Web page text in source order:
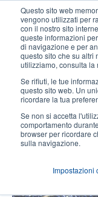
Questo sito web
vengono utilizzati per
con il nostro sito
queste informazioni
di navigazione e per
questo sito che su altri
utilizziamo, consulta la
Se rifiuti, le tue
questo sito web. Un
ricordare la tua
Se non si accetta
comportamento
browser per ricordare
sulla navigazione.
Impostazioni
contenuto
principale
Temi